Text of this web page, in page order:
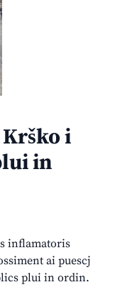
i
in
inflamatoris
ai puescj
plui in ordin.